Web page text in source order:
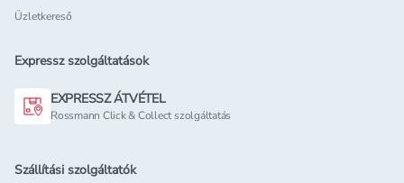
Üzletkereső
Expressz szolgáltatások
EXPRESSZ ÁTVÉTEL
Rossmann Click & Collect szolgáltatás
Szállítási szolgáltatók